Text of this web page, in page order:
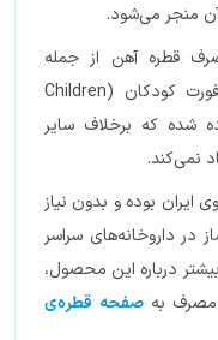
منجر می‌شود.
قطره آهن از جمله
دغدغه‌های والدین است؛ در قطره فروفورت کودکان (Children
شده که برخلاف سایر
نمی‌کند.
ایران بوده و بدون نیاز
در داروخانه‌های سراسر
درباره این محصول،
مصرف به صفحه قطره‌ی